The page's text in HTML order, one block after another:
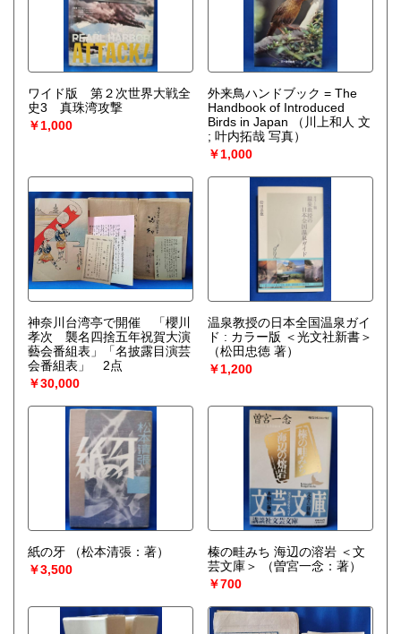
ワイド版 第２次世界大戦全
史3 真珠湾攻撃
￥1,000
外来鳥ハンドブック = The
Handbook of Introduced
Birds in Japan
（川上和人 文
; 叶内拓哉 写真）
￥1,000
神奈川台湾亭で開催 「櫻川
孝次 襲名四捨五年祝賀大演
藝会番組表」「名披露目演芸
会番組表」 2点
￥30,000
温泉教授の日本全国温泉ガイ
ド : カラー版 ＜光文社新書＞
（松田忠徳 著）
￥1,200
紙の牙
（松本清張：著）
￥3,500
榛の畦みち 海辺の溶岩 ＜文
芸文庫＞
（曽宮一念：著）
￥700